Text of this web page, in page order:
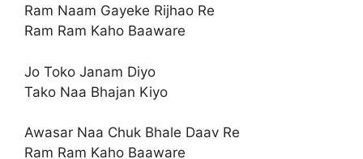
Ram Naam Gayeke Rijhao Re
Ram Ram Kaho Baaware
Jo Toko Janam Diyo
Tako Naa Bhajan Kiyo
Awasar Naa Chuk Bhale Daav Re
Ram Ram Kaho Baaware